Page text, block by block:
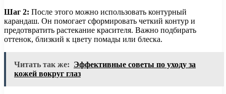
Шаг 2: После этого можно использовать контурный
карандаш. Он помогает сформировать четкий контур и
предотвратить растекание красителя. Важно подбирать
оттенок, близкий к цвету помады или блеска.
Читать так же: Эффективные советы по уходу за
кожей вокруг глаз